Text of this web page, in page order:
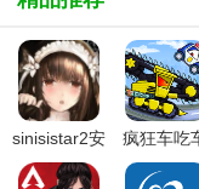
5. 角色变体：每个角
者幽灵”），改变技
【真人快打x单机
1. 连招节奏：掌握
sinisistar2安
卓汉化版
疯狂车吃
3中文版